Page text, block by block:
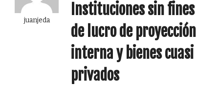
juanjeda
Instituciones sin fines
de lucro de proyección
interna y bienes cuasi
privados